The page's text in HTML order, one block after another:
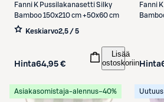
Fanni K Pussilakanasetti Silky
Bamboo 150x210 cm +50x60 cm
Keskiarvo2,5 / 5
Hinta64,95 €
Lisää
ostoskoriin
Fanni K
Hinta
Asiakasomistaja-alennus−40% Uutuus